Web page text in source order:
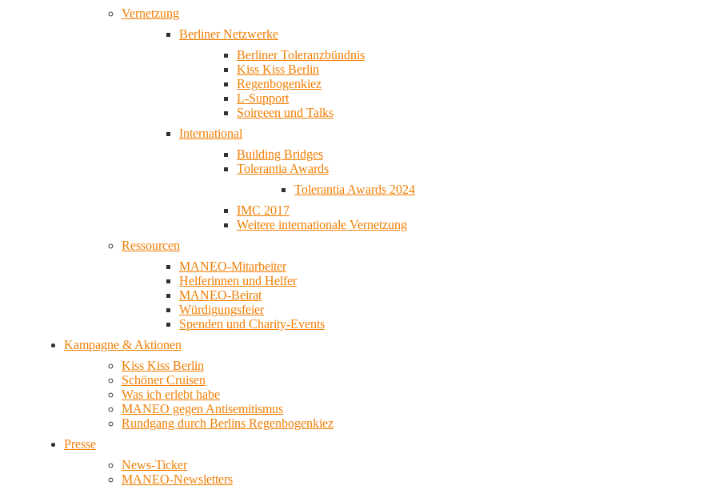
Vernetzung
Berliner Netzwerke
Berliner Toleranzbündnis
Kiss Kiss Berlin
Regenbogenkiez
L-Support
Soireeen und Talks
International
Building Bridges
Tolerantia Awards
Tolerantia Awards 2024
IMC 2017
Weitere internationale Vernetzung
Ressourcen
MANEO-Mitarbeiter
Helferinnen und Helfer
MANEO-Beirat
Würdigungsfeier
Spenden und Charity-Events
Kampagne & Aktionen
Kiss Kiss Berlin
Schöner Cruisen
Was ich erlebt habe
MANEO gegen Antisemitismus
Rundgang durch Berlins Regenbogenkiez
Presse
News-Ticker
MANEO-Newsletters